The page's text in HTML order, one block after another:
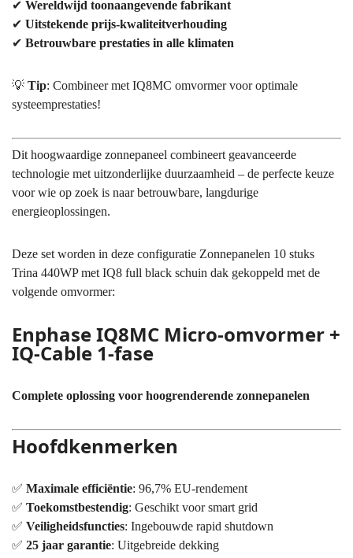
✔ Wereldwijd toonaangevende fabrikant
✔ Uitstekende prijs-kwaliteitverhouding
✔ Betrouwbare prestaties in alle klimaten
💡 Tip: Combineer met IQ8MC omvormer voor optimale
systeemprestaties!
Dit hoogwaardige zonnepaneel combineert geavanceerde
technologie met uitzonderlijke duurzaamheid – de perfecte keuze
voor wie op zoek is naar betrouwbare, langdurige
energieoplossingen.
Deze set worden in deze configuratie Zonnepanelen 10 stuks
Trina 440WP met IQ8 full black schuin dak gekoppeld met de
volgende omvormer:
Enphase IQ8MC Micro-omvormer +
IQ-Cable 1-fase
Complete oplossing voor hoogrenderende zonnepanelen
Hoofdkenmerken
✅ Maximale efficiëntie: 96,7% EU-rendement
✅ Toekomstbestendig: Geschikt voor smart grid
✅ Veiligheidsfuncties: Ingebouwde rapid shutdown
✅ 25 jaar garantie: Uitgebreide dekking